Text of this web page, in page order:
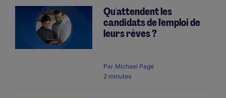
Qu'attendent les
candidats de l'emploi de
leurs rêves ?
Par Michael Page
2 minutes